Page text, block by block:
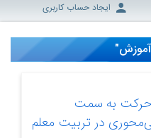
ایجاد حساب کاربری
به سمت
در تربیت معلم